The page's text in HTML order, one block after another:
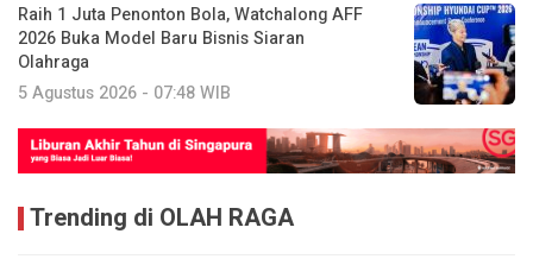
Raih 1 Juta Penonton Bola, Watchalong AFF
2026 Buka Model Baru Bisnis Siaran
Olahraga
5 Agustus 2026 - 07:48 WIB
Trending di OLAH RAGA